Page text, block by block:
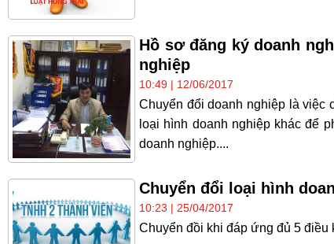
Hồ sơ đăng ký doanh
nghiệp
10:49 | 12/06/2017
Chuyển đổi doanh nghiệp là việc
loại hình doanh nghiệp khác để
doanh nghiệp....
Chuyển đổi loại hình
10:23 | 25/04/2017
Chuyển đồi khi đáp ứng đủ 5 điều